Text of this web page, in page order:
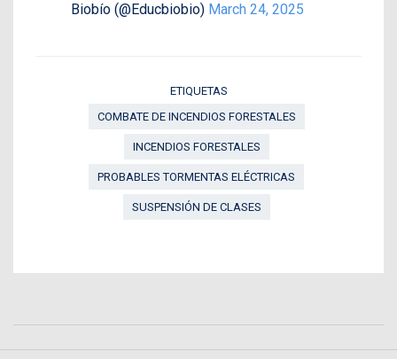
Biobío (@Educbiobio) March 24, 2025
ETIQUETAS
COMBATE DE INCENDIOS FORESTALES
INCENDIOS FORESTALES
PROBABLES TORMENTAS ELÉCTRICAS
SUSPENSIÓN DE CLASES